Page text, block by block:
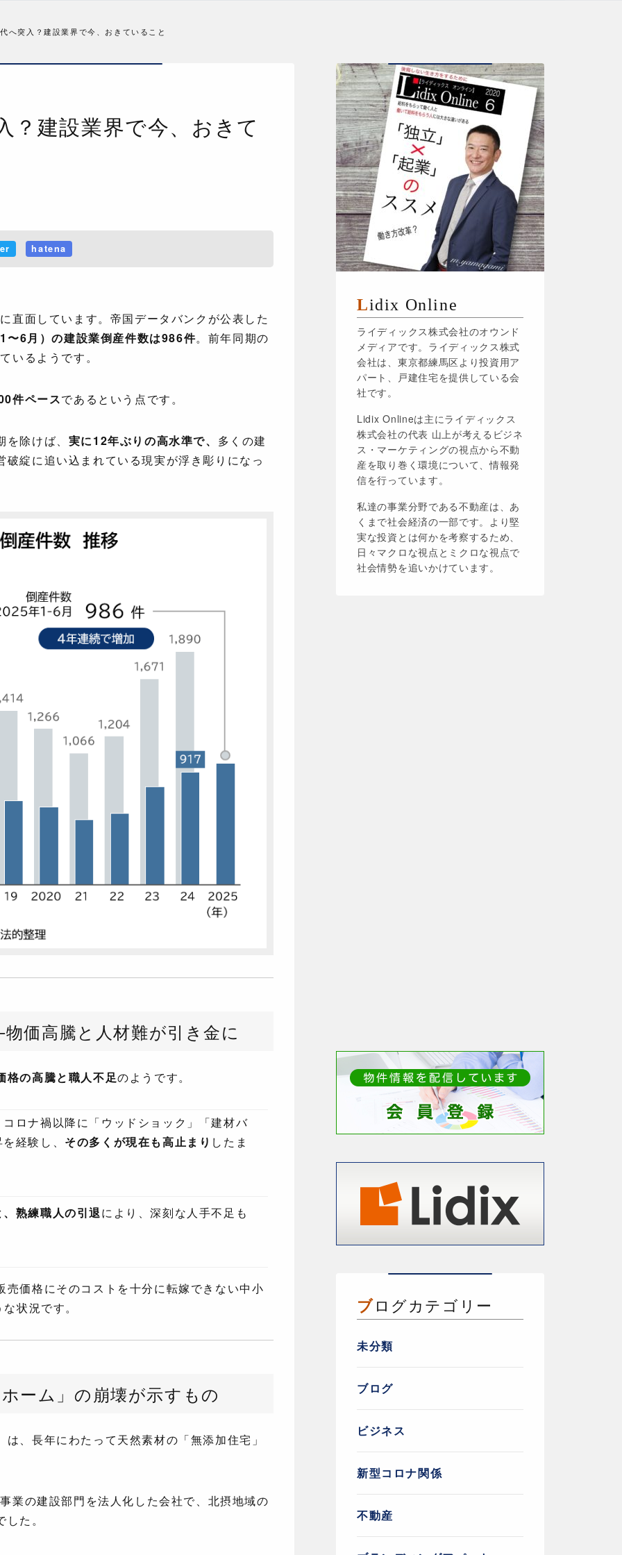
へ突入？建設業界で今、おきていること
hatena
に直面しています。帝国データバンクが公表した
〜6月）の建設業倒産件数は986件。前年同期の
いるようです。
件ペースであるという点です。
除けば、 実に12年ぶりの高水準で、 多くの建
綻に追い込まれている現実が浮き彫りになっ
価高騰と人材難が引き金に
格の高騰と職人不足のようです。
ロナ禍以降に「ウッドショック」「建材バ
経験し、 その多くが現在も高止まり したま
熟練職人の引退により、深刻な人手不足も
価格にそのコストを十分に転嫁できない中小
状況です。
ーム」の崩壊が示すもの
、長年にわたって天然素材の「無添加住宅」
業の建設部門を法人化した会社で、北摂地域の
た。
Lidix Online
ライディックス株式会社のオウンド
メディアです。ライディックス株式
会社は、東京都練馬区より投資用ア
パート、戸建住宅を提供している会
社です。
Lidix Onlineは主にライディックス
株式会社の代表 山上が考えるビジネ
ス・マーケティングの視点から不動
産を取り巻く環境について、情報発
信を行っています。
私達の事業分野である不動産は、あ
くまで社会経済の一部です。より堅
実な投資とは何かを考察するため、
日々マクロな視点とミクロな視点で
社会情勢を追いかけています。
ブログカテゴリー
未分類
ブログ
ビジネス
新型コロナ関係
不動産